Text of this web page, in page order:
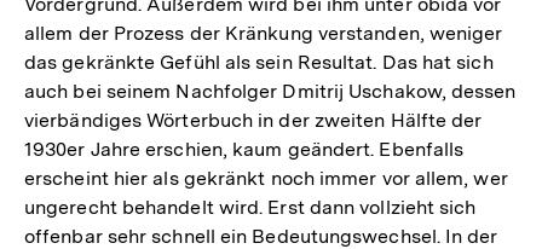
allem der Prozess der Kränkung verstanden, weniger
das gekränkte Gefühl als sein Resultat. Das hat sich
auch bei seinem Nachfolger Dmitrij Uschakow, dessen
vierbändiges Wörterbuch in der zweiten Hälfte der
1930er Jahre erschien, kaum geändert. Ebenfalls
erscheint hier als gekränkt noch immer vor allem, wer
ungerecht behandelt wird. Erst dann vollzieht sich
offenbar sehr schnell ein Bedeutungswechsel. In der